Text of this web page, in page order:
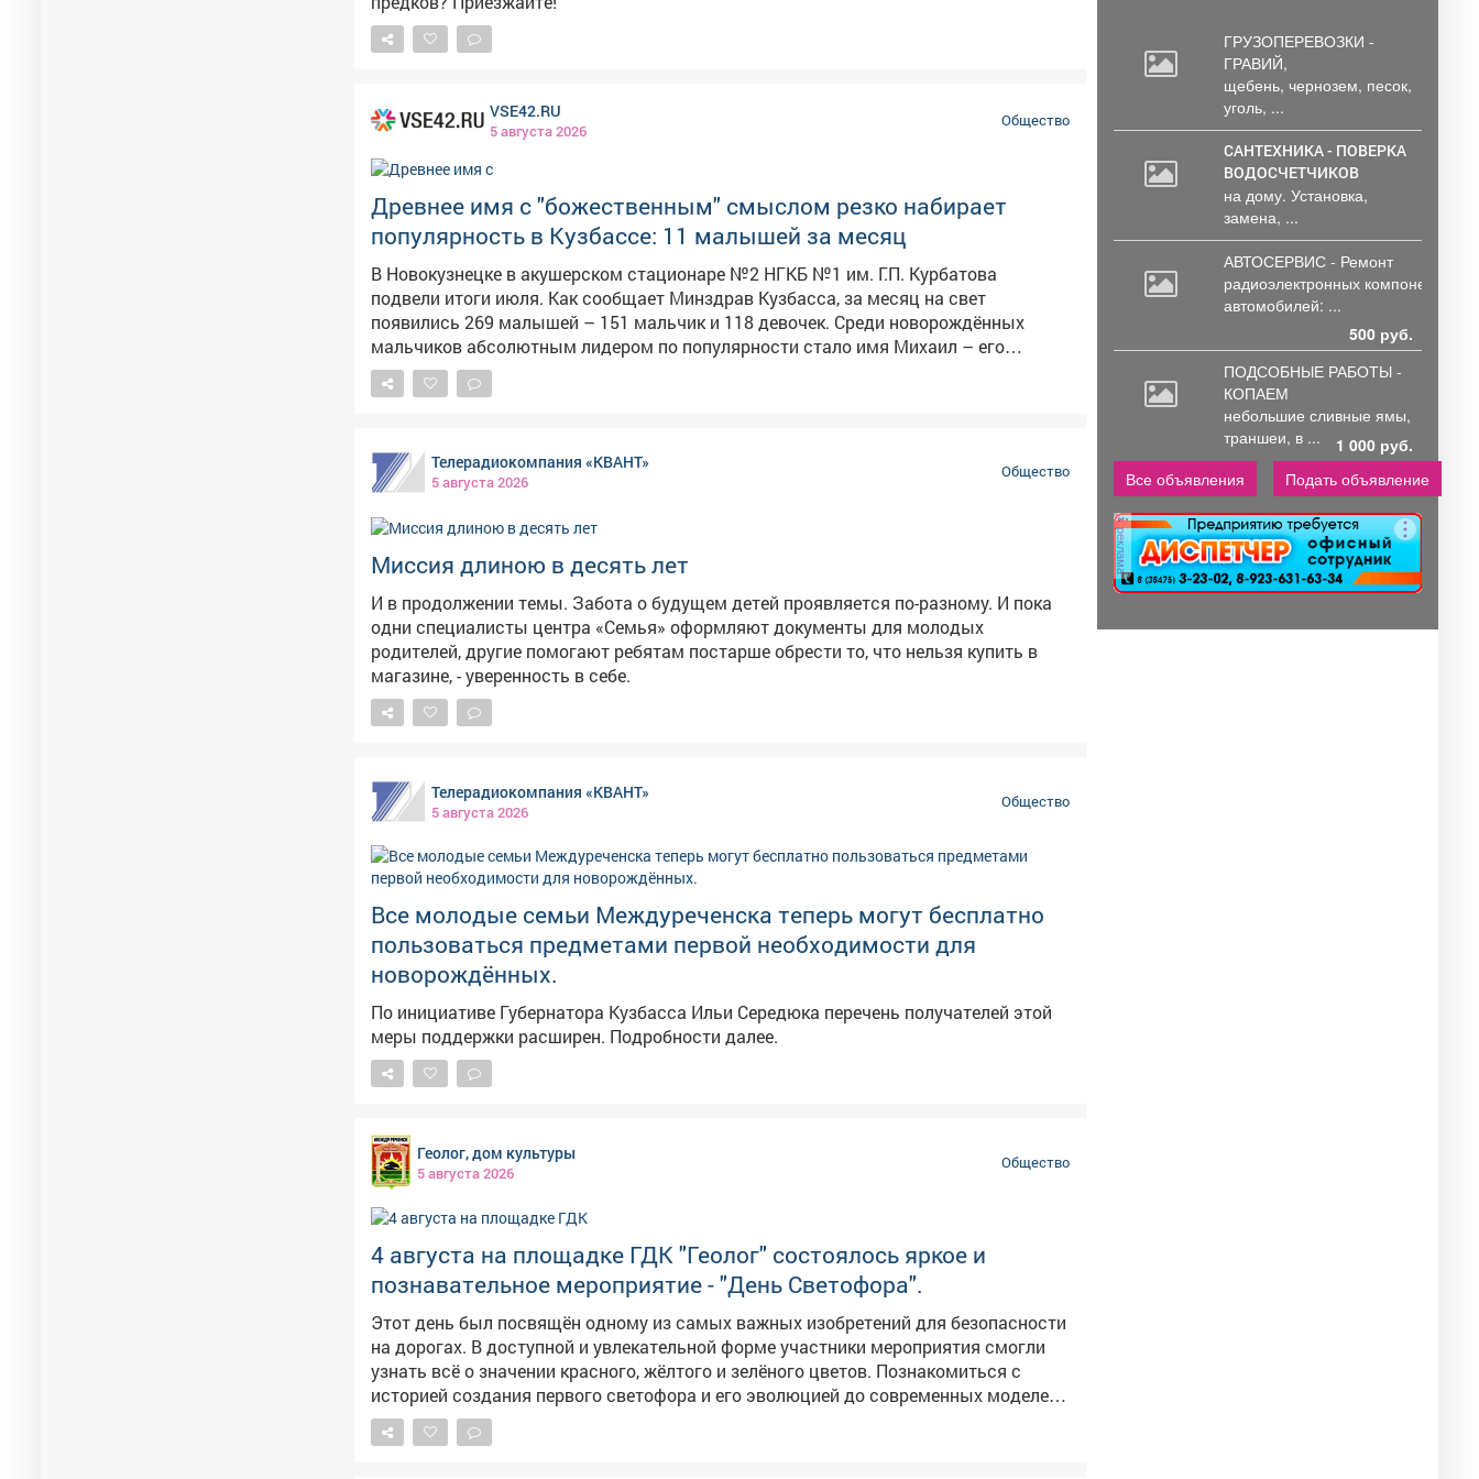
VSE42.RU
5 августа 2026
Общество
Древнее имя с "божественным" смыслом резко набирает
популярность в Кузбассе: 11 малышей за месяц
В Новокузнецке в акушерском стационаре №2 НГКБ №1 им. Г.П. Курбатова
подвели итоги июля. Как сообщает Минздрав Кузбасса, за месяц на свет
появились 269 малышей – 151 мальчик и 118 девочек. Среди новорождённых
мальчиков абсолютным лидером по популярности стало имя Михаил – его
выбрали родители 11 раз. В ведомстве отметили, что слухи о том, что имя Миша
выходит из моды, сильно преувеличены. Наоборот, оно стремительно набирает
приняли 269 новорождённых, что стало одним из самых высоких показателей в
этом году.
Телерадиокомпания «КВАНТ»
5 августа 2026
Общество
Миссия длиною в десять лет
И в продолжении темы. Забота о будущем детей проявляется по-разному. И пока
одни специалисты центра «Семья» оформляют документы для молодых
родителей, другие помогают ребятам постарше обрести то, что нельзя купить в
магазине, - уверенность в себе.
Телерадиокомпания «КВАНТ»
5 августа 2026
Общество
Все молодые семьи Междуреченска теперь могут бесплатно
пользоваться предметами первой необходимости для
новорождённых.
По инициативе Губернатора Кузбасса Ильи Середюка перечень получателей этой
меры поддержки расширен. Подробности далее.
Геолог, дом культуры
5 августа 2026
Общество
4 августа на площадке ГДК "Геолог" состоялось яркое и
познавательное мероприятие - "День Светофора".
Этот день был посвящён одному из самых важных изобретений для безопасности
на дорогах. В доступной и увлекательной форме участники мероприятия смогли
узнать всё о значении красного, жёлтого и зелёного цветов. Познакомиться с
историей создания первого светофора и его эволюцией до современных моделей.
Поучаствовать в интерактивных играх и викторинах. Праздник в ГДК "Геолог" стал
не просто развлечением, а важным уроком в игровой форме, который напомнил
ГРУЗОПЕРЕВОЗКИ -
ГРАВИЙ,
щебень, чернозем, песок,
уголь, ...
САНТЕХНИКА - ПОВЕРКА
ВОДОСЧЕТЧИКОВ
на дому. Установка,
замена, ...
АВТОСЕРВИС - Ремонт
радиоэлектронных компонентов
автомобилей: ...
500 руб.
ПОДСОБНЫЕ РАБОТЫ -
КОПАЕМ
небольшие сливные ямы,
траншеи, в ...
1 000 руб.
Все объявления
Подать объявление
реклама